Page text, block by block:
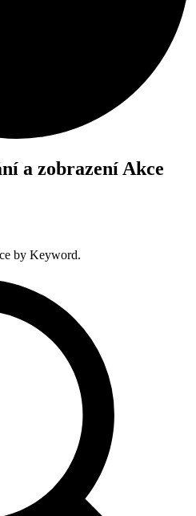
a zobrazení Akce
by Keyword.